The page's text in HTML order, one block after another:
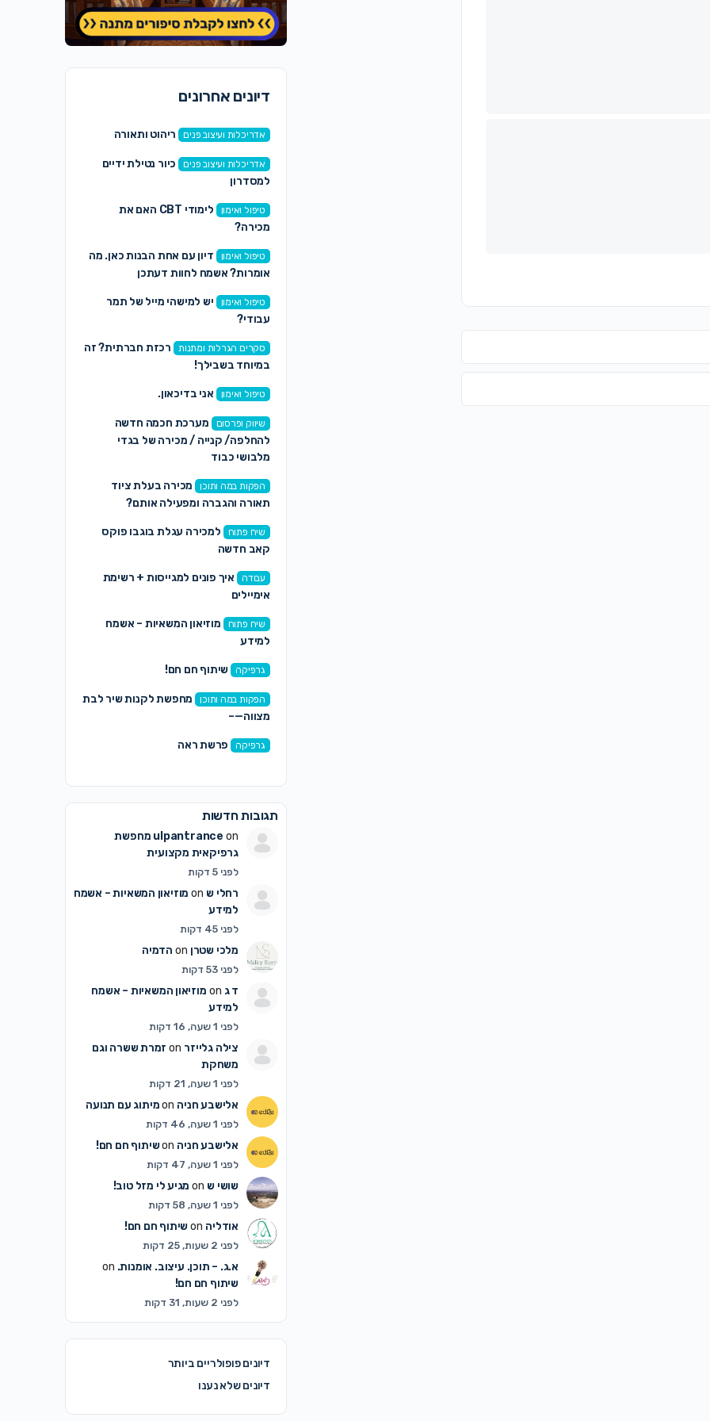
דיונים אחרונים
אדריכלות ועיצוב פנים ריהוט ותאורה
אדריכלות ועיצוב פנים
כיור נטילת ידיים
למסדרון
טיפול ואימון
לימודי CBT האם את
מכירה?
טיפול ואימון
דיון עם אחת הבנות כאן. מה
אומרות? אשמח לחוות דעתכן
טיפול ואימון
יש למישהי מייל של תמר
עבודי?
סקרים הגרלות ומתנות
רכזת חברתית? זה
במיוחד בשבילך!
טיפול ואימון אני בדיכאון.
שיווק ופרסום
מערכת חכמה חדשה
להחלפה/ קנייה / מכירה של בגדי
מלבושי כבוד
הפקות במה ותוכן
מכירה בעלת ציוד
תאורה והגברה ומפעילה אותם?
שיח פתוח
למכירה עגלת בוגבו פוקס
קאב חדשה
עבודה
איך פונים למגייסות + רשימת
אימיילים
שיח פתוח
מוזיאון המשאיות – אשמח
למידע
גרפיקה שיתוף חם חם!
הפקות במה ותוכן
מחפשת לקנות שיר לבת
מצווה—–
גרפיקה פרשת ראה
תגובות חדשות
ulpantrance on
מחפשת
גרפיקאית מקצועית
לפני 5 דקות
רחלי ש
מוזיאון המשאיות – אשמח
למידע
לפני 45 דקות
מלכי שטרן הדמיה
לפני 53 דקות
ד ג
מוזיאון המשאיות – אשמח
למידע
לפני 1 שעה, 16 דקות
צילה גלייזר
זמרת ששרה וגם
משחקת
לפני 1 שעה, 21 דקות
אלישבע חניה מיתוג עם תנועה
לפני 1 שעה, 46 דקות
אלישבע חניה שיתוף חם חם!
לפני 1 שעה, 47 דקות
שושי ש מגיע לי מזל טוב!
לפני 1 שעה, 58 דקות
אודליה שיתוף חם חם!
לפני 2 שעות, 25 דקות
א.ג. – תוכן. עיצוב. אומנות.
שיתוף חם חם!
לפני 2 שעות, 31 דקות
דיונים פופולריים ביותר
דיונים שלא נענו